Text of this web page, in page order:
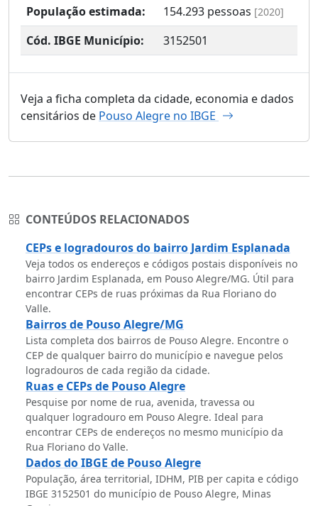
População estimada:
154.293 pessoas [2020]
Cód. IBGE Município: 3152501
Veja a ficha completa da cidade, economia e dados
censitários de Pouso Alegre no IBGE
CONTEÚDOS RELACIONADOS
CEPs e logradouros do bairro Jardim Esplanada
Veja todos os endereços e códigos postais disponíveis no
bairro Jardim Esplanada, em Pouso Alegre/MG. Útil para
encontrar CEPs de ruas próximas da Rua Floriano do
Valle.
Bairros de Pouso Alegre/MG
Lista completa dos bairros de Pouso Alegre. Encontre o
CEP de qualquer bairro do município e navegue pelos
logradouros de cada região da cidade.
Ruas e CEPs de Pouso Alegre
Pesquise por nome de rua, avenida, travessa ou
qualquer logradouro em Pouso Alegre. Ideal para
encontrar CEPs de endereços no mesmo município da
Rua Floriano do Valle.
Dados do IBGE de Pouso Alegre
População, área territorial, IDHM, PIB per capita e código
IBGE 3152501 do município de Pouso Alegre, Minas